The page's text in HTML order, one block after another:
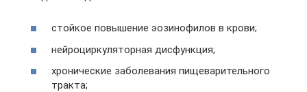
стойкое повышение эозинофилов в крови;
нейроциркуляторная дисфункция;
хронические заболевания пищеварительного
тракта;